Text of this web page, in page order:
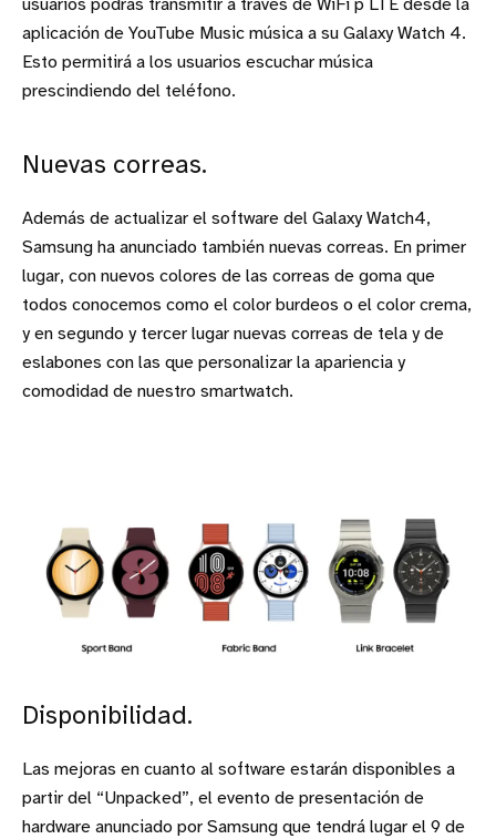
usuarios podrás transmitir a través de WiFi p LTE desde la
aplicación de YouTube Music música a su Galaxy Watch 4.
Esto permitirá a los usuarios escuchar música
prescindiendo del teléfono.
Nuevas correas.
Además de actualizar el software del Galaxy Watch4,
Samsung ha anunciado también nuevas correas. En primer
lugar, con nuevos colores de las correas de goma que
todos conocemos como el color burdeos o el color crema,
y en segundo y tercer lugar nuevas correas de tela y de
eslabones con las que personalizar la apariencia y
comodidad de nuestro smartwatch.
Disponibilidad.
Las mejoras en cuanto al software estarán disponibles a
partir del “Unpacked”, el evento de presentación de
hardware anunciado por Samsung que tendrá lugar el 9 de